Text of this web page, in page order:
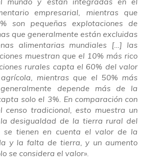
empresarial, mientras que
son pequeñas explotaciones de
que generalmente están excluidas
alimentarias mundiales […] las
muestran que el 10% más rico
rurales capta el 60% del valor
mientras que el 50% más
depende más de la
solo el 3%. En comparación con
censo tradicional, esto muestra un
desigualdad de la tierra rural del
se tienen en cuenta el valor de la
y la falta de tierra, y un aumento
se considera el valor»